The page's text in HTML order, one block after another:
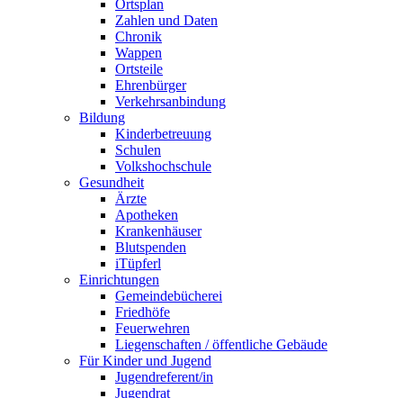
Ortsplan
Zahlen und Daten
Chronik
Wappen
Ortsteile
Ehrenbürger
Verkehrsanbindung
Bildung
Kinderbetreuung
Schulen
Volkshochschule
Gesundheit
Ärzte
Apotheken
Krankenhäuser
Blutspenden
iTüpferl
Einrichtungen
Gemeindebücherei
Friedhöfe
Feuerwehren
Liegenschaften / öffentliche Gebäude
Für Kinder und Jugend
Jugendreferent/in
Jugendrat